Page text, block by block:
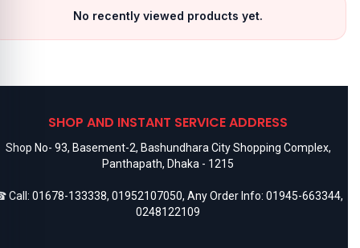
No recently viewed products yet.
SHOP AND INSTANT SERVICE ADDRESS
Shop No- 93, Basement-2, Bashundhara City Shopping Complex,
Panthapath, Dhaka - 1215
Call: 01678-133338, 01952107050, Any Order Info: 01945-663344,
0248122109